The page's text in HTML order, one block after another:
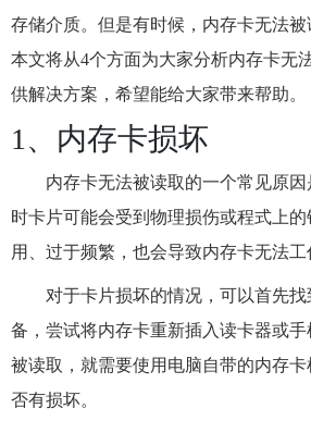
存储介质。但是有时候，内存卡无法被
本文将从4个方面为大家分析内存卡无
供解决方案，希望能给大家带来帮助。
1、内存卡损坏
内存卡无法被读取的一个常见原
时卡片可能会受到物理损伤或程式上
用、过于频繁，也会导致内存卡无法工
对于卡片损坏的情况，可以首先
备，尝试将内存卡重新插入读卡器或
被读取，就需要使用电脑自带的内存
否有损坏。